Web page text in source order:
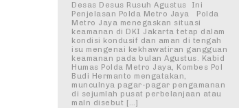
Desas Desus Rusuh Agustus Ini
Penjelasan Polda Metro Jaya Polda
Metro Jaya menegaskan situasi
keamanan di DKI Jakarta tetap dalam
kondisi kondusif dan aman di tengah
isu mengenai kekhawatiran gangguan
keamanan pada bulan Agustus. Kabid
Humas Polda Metro Jaya, Kombes Pol
Budi Hermanto mengatakan,
munculnya pagar-pagar pengamanan
di sejumlah pusat perbelanjaan atau
maln disebut […]